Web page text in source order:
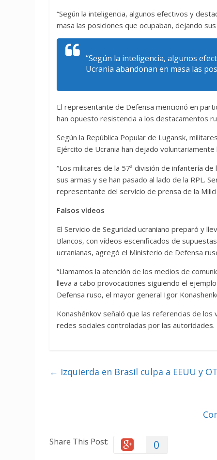
“Según la inteligencia, algunos efectivos y
masa las posiciones que ocupaban, dejando sus
“Según la inteligencia, algunos
Ucrania abandonan en masa las
El representante de Defensa mencionó en
han opuesto resistencia a los destacamentos
Según la República Popular de Lugansk,
Ejército de Ucrania han dejado
“Los militares de la 57ª división de infantería
sus armas y se han pasado al lado de la RPL.
representante del servicio de prensa de la
Falsos vídeos
El Servicio de Seguridad ucraniano preparó y
Blancos, con vídeos escenificados de
ucranianas, agregó el Ministerio de Defensa
“Llamamos la atención de los medios de
lleva a cabo provocaciones siguiendo el
Defensa ruso, el mayor general Igor
Konashénkov señaló que las referencias de
redes sociales controladas por las autoridades.
← Izquierda en Brasil culpa a EEUU y
Share This Post: 0